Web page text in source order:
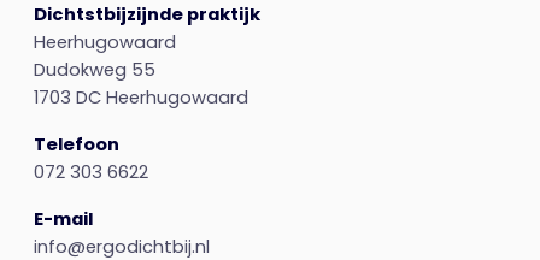
Dichtstbijzijnde praktijk
Heerhugowaard
Dudokweg 55
1703 DC Heerhugowaard
Telefoon
072 303 6622
E-mail
info@ergodichtbij.nl